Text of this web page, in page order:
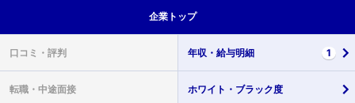
企業 トップ
口コミ・ 評判 年収・ 給与明細 1
転職・ 中途面接 ホワイト・ ブラック度